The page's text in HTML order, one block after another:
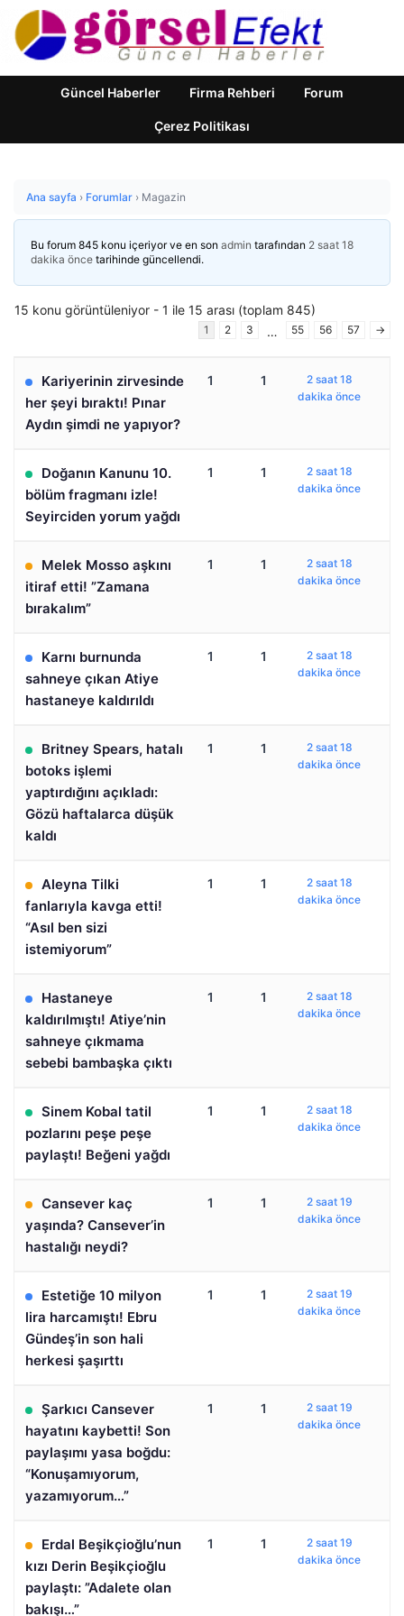
Güncel Haberler Firma Rehberi Forum
Çerez Politikası
Ana sayfa › Forumlar › Magazin
Bu forum 845 konu içeriyor ve en son admin tarafından 2 saat 18
dakika önce tarihinde güncellendi.
15 konu görüntüleniyor - 1 ile 15 arası (toplam 845)
1 2 3 … 55 56 57 →
Kariyerinin zirvesinde
her şeyi bıraktı! Pınar
Aydın şimdi ne yapıyor?
1 1
2 saat 18
dakika önce
Doğanın Kanunu 10.
bölüm fragmanı izle!
Seyirciden yorum yağdı
1 1
2 saat 18
dakika önce
Melek Mosso aşkını
itiraf etti! ”Zamana
bırakalım”
1 1
2 saat 18
dakika önce
Karnı burnunda
sahneye çıkan Atiye
hastaneye kaldırıldı
1 1
2 saat 18
dakika önce
Britney Spears, hatalı
botoks işlemi
yaptırdığını açıkladı:
Gözü haftalarca düşük
kaldı
1 1
2 saat 18
dakika önce
Aleyna Tilki
fanlarıyla kavga etti!
“Asıl ben sizi
istemiyorum”
1 1
2 saat 18
dakika önce
Hastaneye
kaldırılmıştı! Atiye’nin
sahneye çıkmama
sebebi bambaşka çıktı
1 1
2 saat 18
dakika önce
Sinem Kobal tatil
pozlarını peşe peşe
paylaştı! Beğeni yağdı
1 1
2 saat 18
dakika önce
Cansever kaç
yaşında? Cansever’in
hastalığı neydi?
1 1
2 saat 19
dakika önce
Estetiğe 10 milyon
lira harcamıştı! Ebru
Gündeş’in son hali
herkesi şaşırttı
1 1
2 saat 19
dakika önce
Şarkıcı Cansever
hayatını kaybetti! Son
paylaşımı yasa boğdu:
“Konuşamıyorum,
yazamıyorum…”
1 1
2 saat 19
dakika önce
Erdal Beşikçioğlu’nun
kızı Derin Beşikçioğlu
paylaştı: ”Adalete olan
bakışı…”
1 1
2 saat 19
dakika önce